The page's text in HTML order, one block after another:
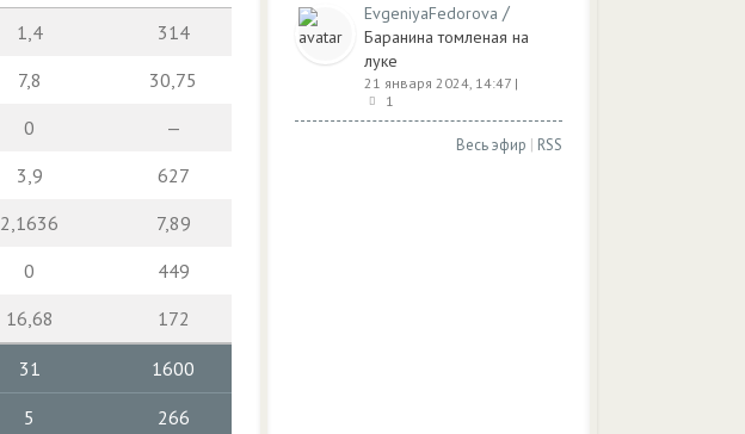
1,4
314
7,8
30,75
0
—
3,9
627
2,1636
7,89
0
449
16,68 172
31 1600
5 266
EvgeniyaFedorova /
Баранина томленая на
луке
21 января 2024, 14:47 |
1
Весь эфир | RSS